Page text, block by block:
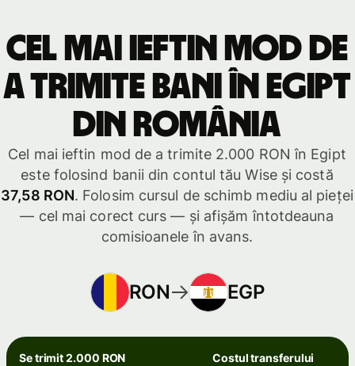
Cel mai ieftin mod de
a trimite bani în Egipt
din România
Cel mai ieftin mod de a trimite 2.000 RON în Egipt
este folosind banii din contul tău Wise și costă
37,58 RON. Folosim cursul de schimb mediu al pieței
— cel mai corect curs — și afișăm întotdeauna
comisioanele în avans.
RON EGP
Se trimit 2.000 RON Costul transferului